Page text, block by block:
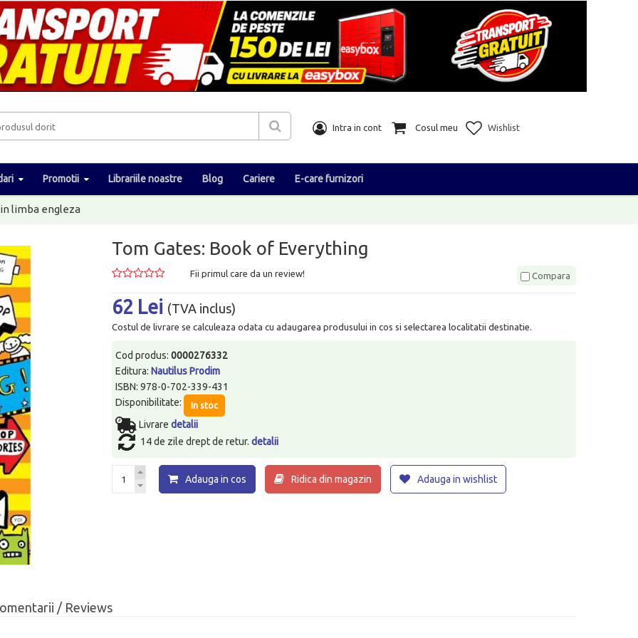
Intra in cont Cosul meu Wishlist
Promotii Librariile noastre Blog Cariere E-care furnizori
limba engleza
Tom Gates: Book of Everything
Fii primul care da un review! Compara
62 Lei (TVA inclus)
Costul de livrare se calculeaza odata cu adaugarea produsului in cos si selectarea localitatii destinatie.
Cod produs:0000276332
Editura: Nautilus Prodim
ISBN: 978-0-702-339-431
Disponibilitate:
In stoc
Livraredetalii
14 de zile drept de retur.detalii
Adauga in cos Ridica din magazin Adauga in wishlist
/ Reviews